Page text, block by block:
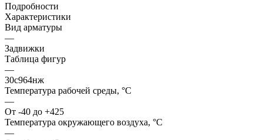
Подробности
Характеристики
Вид арматуры
—
Задвижки
Таблица фигур
—
30с964нж
Температура рабочей среды, °С
—
От -40 до +425
Температура окружающего воздуха, °С
—